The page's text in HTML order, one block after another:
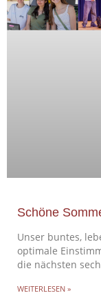
Schöne
Unser buntes,
optimale
die nächsten
WEITERLESEN »